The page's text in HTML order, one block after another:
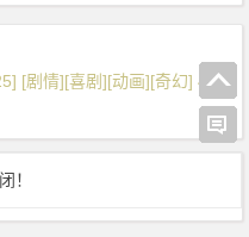
[剧情][喜剧][动画][奇幻] 4K
！